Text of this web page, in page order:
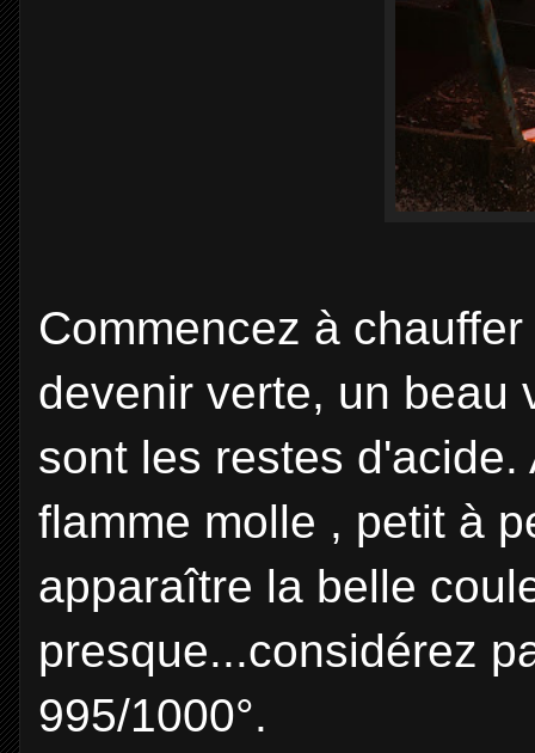
Commencez à
devenir verte, un beau
sont les restes
flamme molle , petit à
apparaître la belle
presque...considérez
995/1000°.